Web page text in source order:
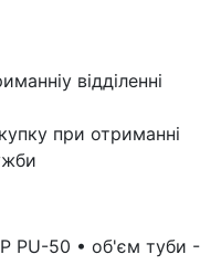
при отриманні
PU-50 • об'єм туби -